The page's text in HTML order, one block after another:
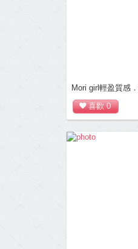
Mori girl輕盈質感
平底便鞋＊黃
喜歡0